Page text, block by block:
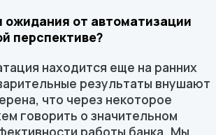
ожидания от автоматизации
перспективе?
находится еще на ранних
результаты внушают
что через некоторое
говорить о значительном
работы банка. Мы